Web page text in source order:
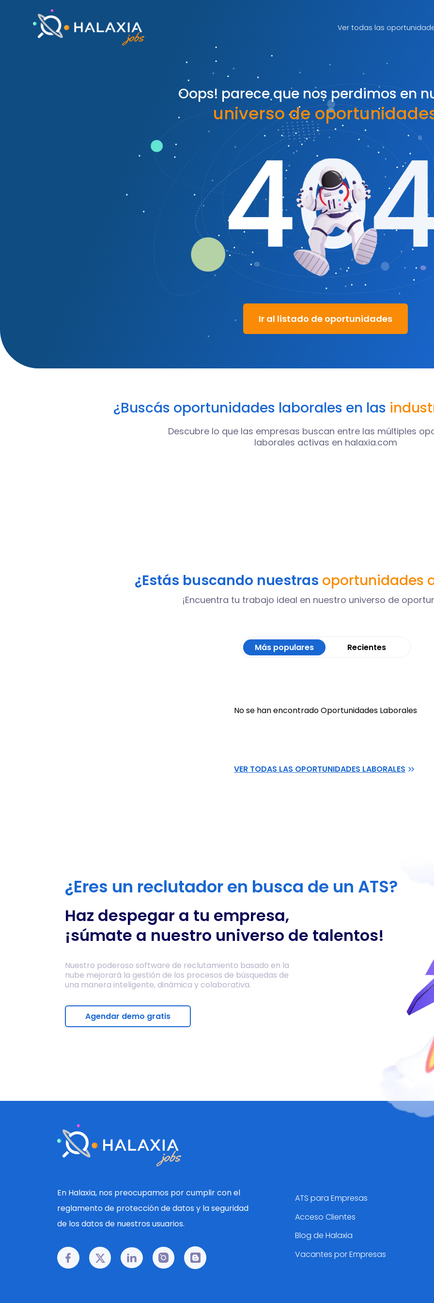
Ver todas las
Oops! parece que nos perdimos en
universo de
Ir al listado de oportunidades
¿Buscás oportunidades laborales en las
Descubre lo que las empresas buscan entre las múltiples
laborales activas en halaxia.com
¿Estás buscando nuestras oportunidades
¡Encuentra tu trabajo ideal en nuestro universo de
Más populares Recientes
No se han encontrado Oportunidades Laborales
VER TODAS LAS OPORTUNIDADES LABORALES
¿Eres un reclutador en busca de un ATS?
Haz despegar a tu empresa,
¡súmate a nuestro universo de talentos!
Nuestro poderoso software de reclutamiento basado en la
nube mejorará la gestión de los procesos de búsquedas de
una manera inteligente, dinámica y colaborativa.
Agendar demo gratis
En Halaxia, nos preocupamos por cumplir con el
reglamento de protección de datos y la seguridad
de los datos de nuestros usuarios.
ATS para Empresas
Acceso Clientes
Blog de Halaxia
Vacantes por Empresas